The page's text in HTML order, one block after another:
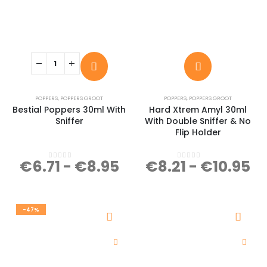
POPPERS, POPPERS GROOT
Bestial Poppers 30ml With
Sniffer
0out of 5
€6.71 - €8.95
POPPERS, POPPERS GROOT
Hard Xtrem Amyl 30ml
With Double Sniffer & No
Flip Holder
0out of 5
€8.21 - €10.95
-47%